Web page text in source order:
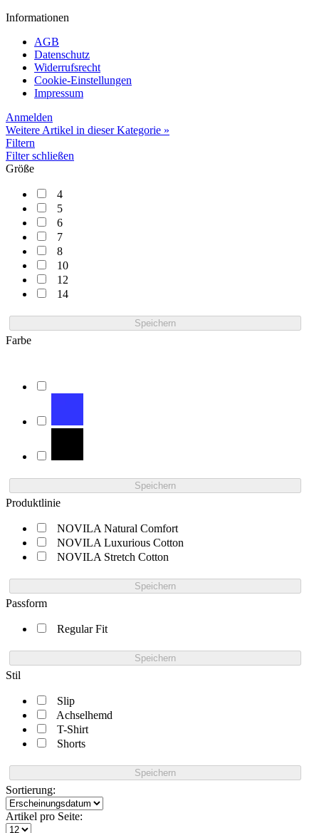
Informationen
AGB
Datenschutz
Widerrufsrecht
Cookie-Einstellungen
Impressum
Anmelden
Weitere Artikel in dieser Kategorie »
Filtern
Filter schließen
Größe
4
5
6
7
8
10
12
14
Speichern
Farbe
Speichern
Produktlinie
NOVILA Natural Comfort
NOVILA Luxurious Cotton
NOVILA Stretch Cotton
Speichern
Passform
Regular Fit
Speichern
Stil
Slip
Achselhemd
T-Shirt
Shorts
Speichern
Sortierung:
Artikel pro Seite: